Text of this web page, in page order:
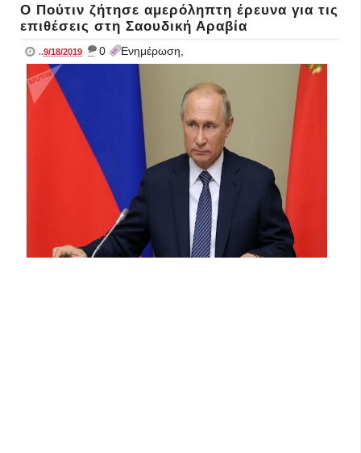
Ο Πούτιν ζήτησε αμερόληπτη έρευνα για τις
επιθέσεις στη Σαουδική Αραβία
..9/18/2019 _ 0 Ενημέρωση,